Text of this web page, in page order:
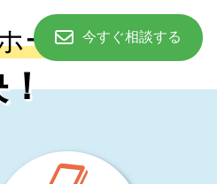
ームページ
今すぐ相談する